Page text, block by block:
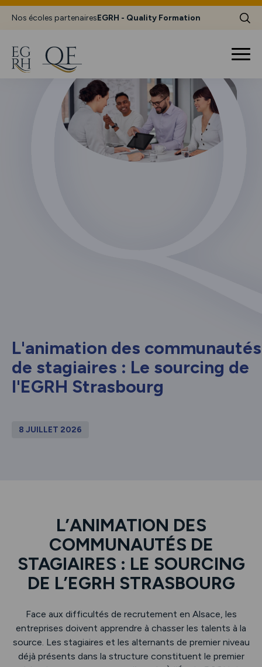
Nos écoles partenairesEGRH - Quality Formation
L'animation des communautés
de stagiaires : Le sourcing de
l'EGRH Strasbourg
8 JUILLET 2026
L’ANIMATION DES
COMMUNAUTÉS DE
STAGIAIRES : LE SOURCING
DE L’EGRH STRASBOURG
Face aux difficultés de recrutement en Alsace, les
entreprises doivent apprendre à chasser les talents à la
source. Les stagiaires et les alternants de premier niveau
déjà présents dans la structure constituent le premier